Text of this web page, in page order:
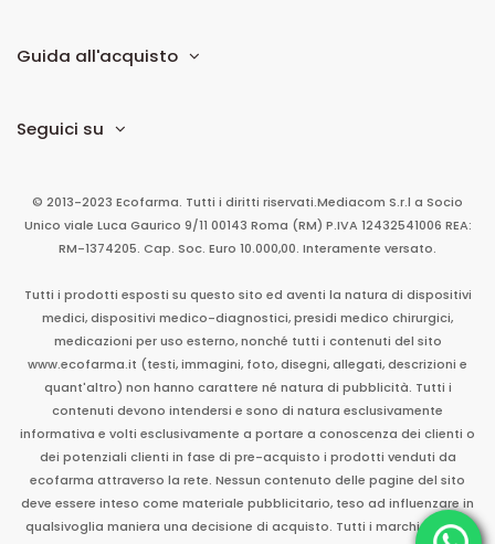
Guida all'acquisto
Seguici su
© 2013-2023 Ecofarma. Tutti i diritti riservati.Mediacom S.r.l a Socio
Unico viale Luca Gaurico 9/11 00143 Roma (RM) P.IVA 12432541006 REA:
RM-1374205. Cap. Soc. Euro 10.000,00. Interamente versato.
Tutti i prodotti esposti su questo sito ed aventi la natura di dispositivi
medici, dispositivi medico-diagnostici, presidi medico chirurgici,
medicazioni per uso esterno, nonché tutti i contenuti del sito
www.ecofarma.it (testi, immagini, foto, disegni, allegati, descrizioni e
quant'altro) non hanno carattere né natura di pubblicità. Tutti i
contenuti devono intendersi e sono di natura esclusivamente
informativa e volti esclusivamente a portare a conoscenza dei clienti o
dei potenziali clienti in fase di pre-acquisto i prodotti venduti da
ecofarma attraverso la rete. Nessun contenuto delle pagine del sito
deve essere inteso come materiale pubblicitario, teso ad influenzare in
qualsivoglia maniera una decisione di acquisto. Tutti i marchi sono di